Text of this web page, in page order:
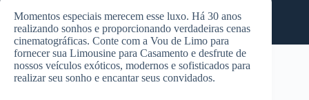
Momentos especiais merecem esse luxo. Há 30 anos
realizando sonhos e proporcionando verdadeiras cenas
cinematográficas. Conte com a Vou de Limo para
fornecer sua Limousine para Casamento e desfrute de
nossos veículos exóticos, modernos e sofisticados para
realizar seu sonho e encantar seus convidados.